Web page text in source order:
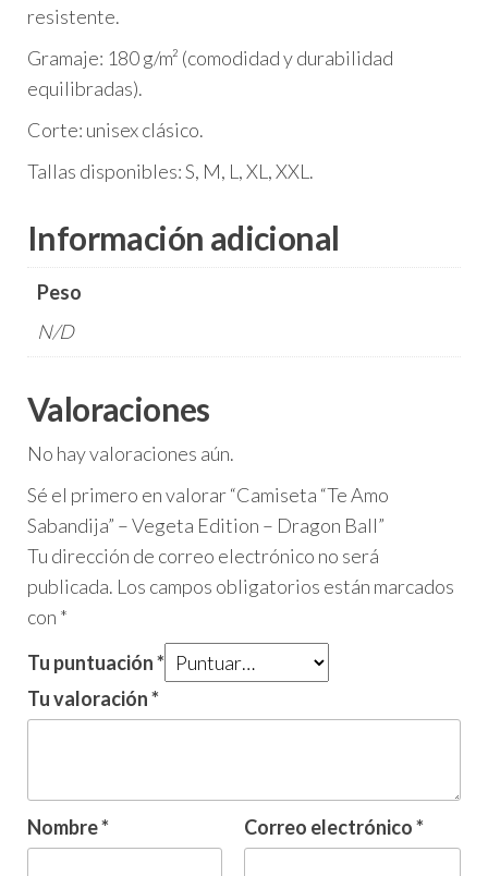
resistente.
Gramaje: 180 g/m² (comodidad y durabilidad
equilibradas).
Corte: unisex clásico.
Tallas disponibles: S, M, L, XL, XXL.
Información adicional
Peso
N/D
Valoraciones
No hay valoraciones aún.
Sé el primero en valorar “Camiseta “Te Amo
Sabandija” – Vegeta Edition – Dragon Ball”
Tu dirección de correo electrónico no será
publicada. Los campos obligatorios están marcados
con *
Tu puntuación*
Tu valoración*
Nombre* Correo electrónico*